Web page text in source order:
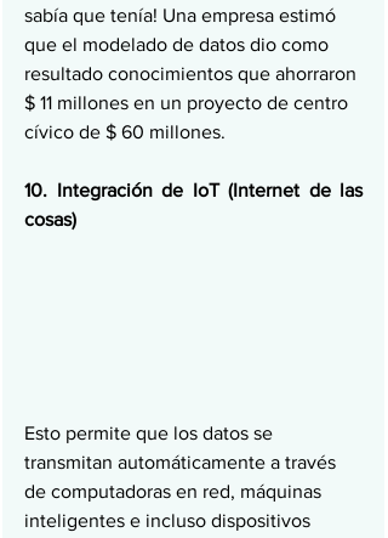
sabía que tenía! Una empresa estimó
que el modelado de datos dio como
resultado conocimientos que ahorraron
$ 11 millones en un proyecto de centro
cívico de $ 60 millones.
10. Integración de IoT (Internet de las
cosas)
Esto permite que los datos se
transmitan automáticamente a través
de computadoras en red, máquinas
inteligentes e incluso dispositivos